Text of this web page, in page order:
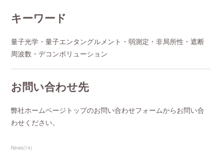
キーワード
量子光学・量子エンタングルメント・弱測定・非局所性・遮断
周波数・デコンボリューション
お問い合わせ先
弊社ホームページトップのお問い合わせフォームからお問い合
わせください。
News(14)